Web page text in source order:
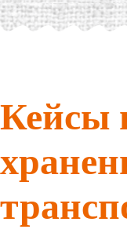
Кейсы